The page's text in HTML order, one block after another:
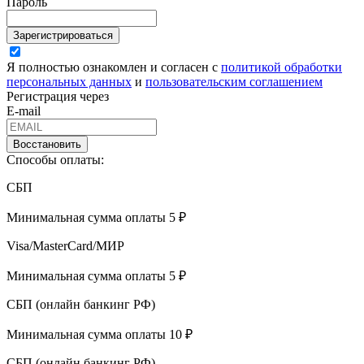
Зарегистрироваться
Я полностью ознакомлен и согласен с политикой обработки
персональных данных и пользовательским соглашением
Регистрация через
E-mail
Восстановить
Способы оплаты:
СБП
Минимальная сумма оплаты 5 ₽
Visa/MasterCard/МИР
Минимальная сумма оплаты 5 ₽
СБП (онлайн банкинг РФ)
Минимальная сумма оплаты 10 ₽